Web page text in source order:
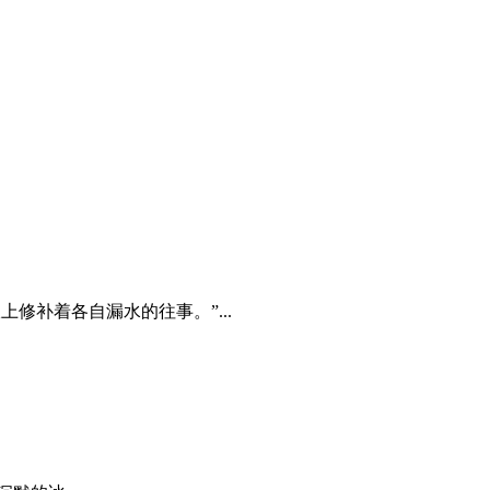
修补着各自漏水的往事。”...